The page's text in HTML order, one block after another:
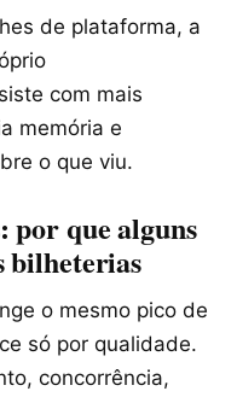
de plataforma, a
com mais
memória e
o que viu.
por que alguns
bilheterias
o mesmo pico de
só por qualidade.
concorrência,